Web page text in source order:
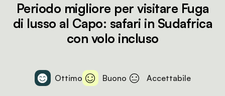
Periodo migliore per visitare Fuga
di lusso al Capo: safari in Sudafrica
con volo incluso
Ottimo Buono Accettabile